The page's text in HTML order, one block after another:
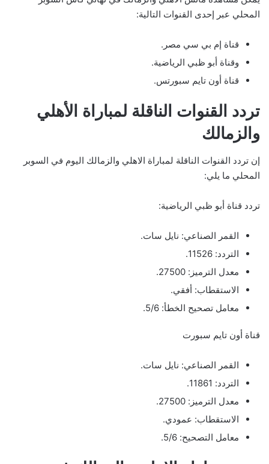
المحلي عبر إحدى القنوات التالية:
قناة إم بي سي مصر.
وقناة أبو ظبي الرياضية.
قناة أون تايم سبورتس.
تردد القنوات الناقلة لمباراة الأهلي
والزمالك
إن تردد القنوات الناقلة لمباراة الاهلي والزمالك اليوم في السوبر
المحلي ما يلي:
تردد قناة أبو ظبي الرياضية:
القمر الصناعي: نايل سات.
التردد: 11526.
معدل الترميز: 27500.
الاستقطاب: أفقي.
معامل تصحيح الخطأ: 5/6.
قناة أون تايم سبورت
القمر الصناعي: نايل سات.
التردد: 11861.
معدل الترميز: 27500.
الاستقطاب: عمودي.
معامل التصحيح: 5/6.